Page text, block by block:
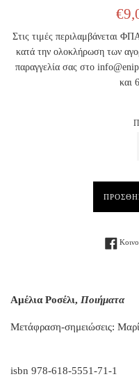
Στις τιμές περιλαμβάνεται
κατά την ολοκλήρωση των
παραγγελία σας στο
και
Αμέλια Ροσέλι, Ποιήματα
Μετάφραση-σημειώσεις:
isbn 978-618-5551-71-1